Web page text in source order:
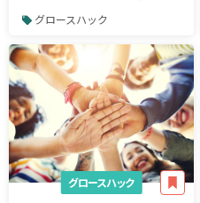
Facebook、Amazon）の
2016年決算と各社の特徴を
解説
グロースハック
グロースハック